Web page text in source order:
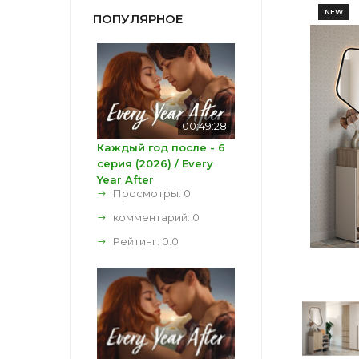
NEW
ПОПУЛЯРНОЕ
00:49:28
Каждый год после - 6
серия (2026) / Every
Year After
Просмотры: 0
комментарий: 0
Рейтинг: 0.0